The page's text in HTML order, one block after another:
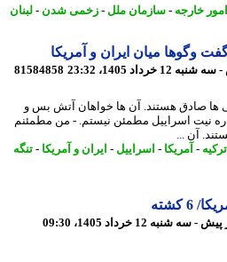
خارجه-سازمان ملل -زخمی شدن-لبنان
میان ایران و آمریکا
81584858
صادق هستند. آن ها خواهان آتش بس و
اسراییل مطمئن نیستم. - من مطمئنم
آن ...
-آمریکا- اسراییل -ایران و آمریکا- تنگه